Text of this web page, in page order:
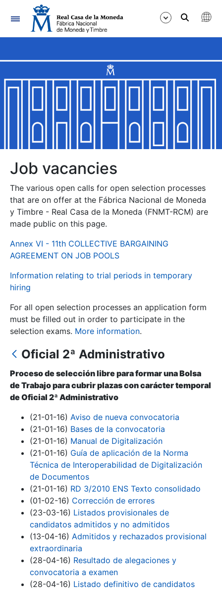
Navigation
Show/Hide
Show/Hide
Show/Hide
Show/Hide
Show/Hide
Show/Hide
Show/Hide
Show/Hide
Job vacancies
The various open calls for open selection processes
that are on offer at the Fábrica Nacional de Moneda
y Timbre - Real Casa de la Moneda (FNMT-RCM) are
made public on this page.
Annex VI - 11th COLLECTIVE BARGAINING
AGREEMENT ON JOB POOLS
Information relating to trial periods in temporary
hiring
For all open selection processes an application form
must be filled out in order to participate in the
selection exams. More information.
Oficial 2ª Administrativo
Proceso de selección libre para formar una Bolsa
de Trabajo para cubrir plazas con carácter temporal
de Oficial 2ª Administrativo
(21-01-16) Aviso de nueva convocatoria
(21-01-16) Bases de la convocatoria
(21-01-16) Manual de Digitalización
(21-01-16) Guía de aplicación de la Norma
Técnica de Interoperabilidad de Digitalización
de Documentos
(21-01-16) RD 3/2010 ENS Texto consolidado
(01-02-16) Corrección de errores
(23-03-16) Listados provisionales de
candidatos admitidos y no admitidos
(13-04-16) Admitidos y rechazados provisional
extraordinaria
(28-04-16) Resultado de alegaciones y
convocatoria a examen
(28-04-16) Listado definitivo de candidatos